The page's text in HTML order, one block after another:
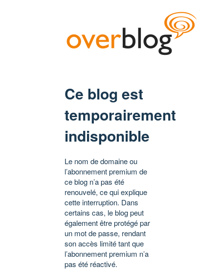
Ce blog est
temporairement
indisponible
Le nom de domaine ou
l’abonnement premium de
ce blog n’a pas été
renouvelé, ce qui explique
cette interruption. Dans
certains cas, le blog peut
également être protégé par
un mot de passe, rendant
son accès limité tant que
l’abonnement premium n’a
pas été réactivé.